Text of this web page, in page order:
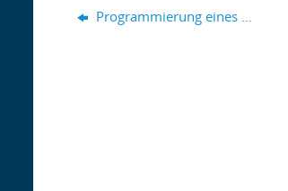
Programmierung eines …